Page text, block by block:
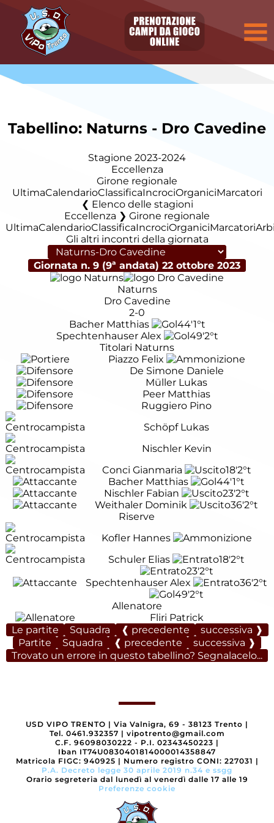
Tabellino: Naturns - Dro Cavedine
Stagione 2023-2024
Eccellenza
Girone regionale
UltimaCalendarioClassificaIncrociOrganiciMarcatori
Elenco delle stagioni
Eccellenza ❯ Girone regionale
UltimaCalendarioClassificaIncrociOrganiciMarcatori
Gli altri incontri della giornata
Giornata n. 9 (9ª andata) 22 ottobre 2023
Naturns
Dro Cavedine
2-0
Bacher Matthias
44'1°t
Spechtenhauser Alex
49'2°t
Titolari Naturns
Piazzo Felix
De Simone Daniele
Müller Lukas
Peer Matthias
Ruggiero Pino
Schöpf Lukas
Nischler Kevin
Conci Gianmaria
18'2°t
Bacher Matthias
44'1°t
Nischler Fabian
23'2°t
Weithaler Dominik
36'2°t
Riserve
Kofler Hannes
Schuler Elias
18'2°t
23'2°t
Spechtenhauser Alex
36'2°t
49'2°t
Allenatore
Fliri Patrick
Le partite
Squadra ❰ precedente
successiva ❱
Partite
Squadra ❰ precedente
successiva ❱
Trovato un errore in questo tabellino? Segnalacelo...
USD VIPO TRENTO | Via Valnigra, 69 - 38123 Trento |
Tel. 0461.932357 | vipotrento@gmail.com
C.F. 96098030222 - P.I. 02343450223 |
Iban IT74U0830401814000014358847
Matricola FIGC: 940925 | Numero registro CONI: 227031 |
P.A. Decreto legge 30 aprile 2019 n.34 e ssgg
Orario segreteria dal lunedì al venerdì dalle 17 alle 19
Preferenze cookie